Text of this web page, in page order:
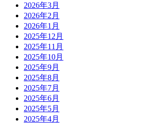
2026年3月
2026年2月
2026年1月
2025年12月
2025年11月
2025年10月
2025年9月
2025年8月
2025年7月
2025年6月
2025年5月
2025年4月